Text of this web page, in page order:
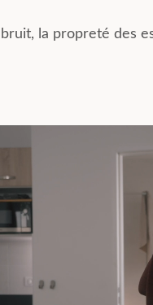
la propreté des